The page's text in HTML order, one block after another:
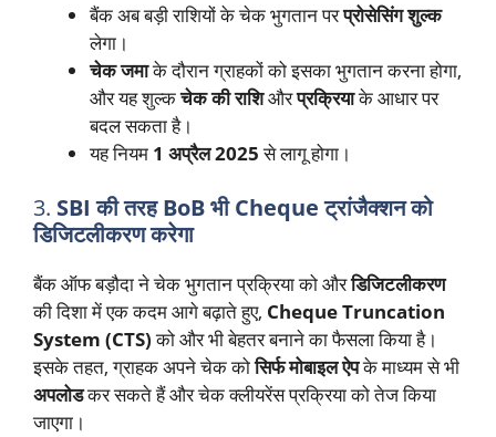
बैंक अब बड़ी राशियों के चेक भुगतान परप्रोसेसिंग शुल्क
लेगा।
चेक जमाके दौरान ग्राहकों को इसका भुगतान करना होगा,
और यह शुल्कचेक की राशिऔरप्रक्रियाके आधार पर
बदल सकता है।
यह नियम 1 अप्रैल 2025से लागू होगा।
3. SBI की तरह BoB भी Cheque ट्रांजैक्शन को
डिजिटलीकरण करेगा
बैंक ऑफ बड़ौदा ने चेक भुगतान प्रक्रिया को औरडिजिटलीकरण
की दिशा में एक कदम आगे बढ़ाते हुए, Cheque Truncation
System (CTS)को और भी बेहतर बनाने का फैसला किया है।
इसके तहत, ग्राहक अपने चेक कोसिर्फ मोबाइल ऐपके माध्यम से भी
अपलोडकर सकते हैं और चेक क्लीयरेंस प्रक्रिया को तेज किया
जाएगा।